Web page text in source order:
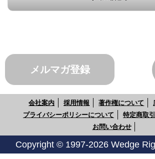
メルマガ登録
会社案内 採用情報 著作権について
プライバシーポリシーについて
特定商取
お問い合わせ
Copyright © 1997-2026 Wedge